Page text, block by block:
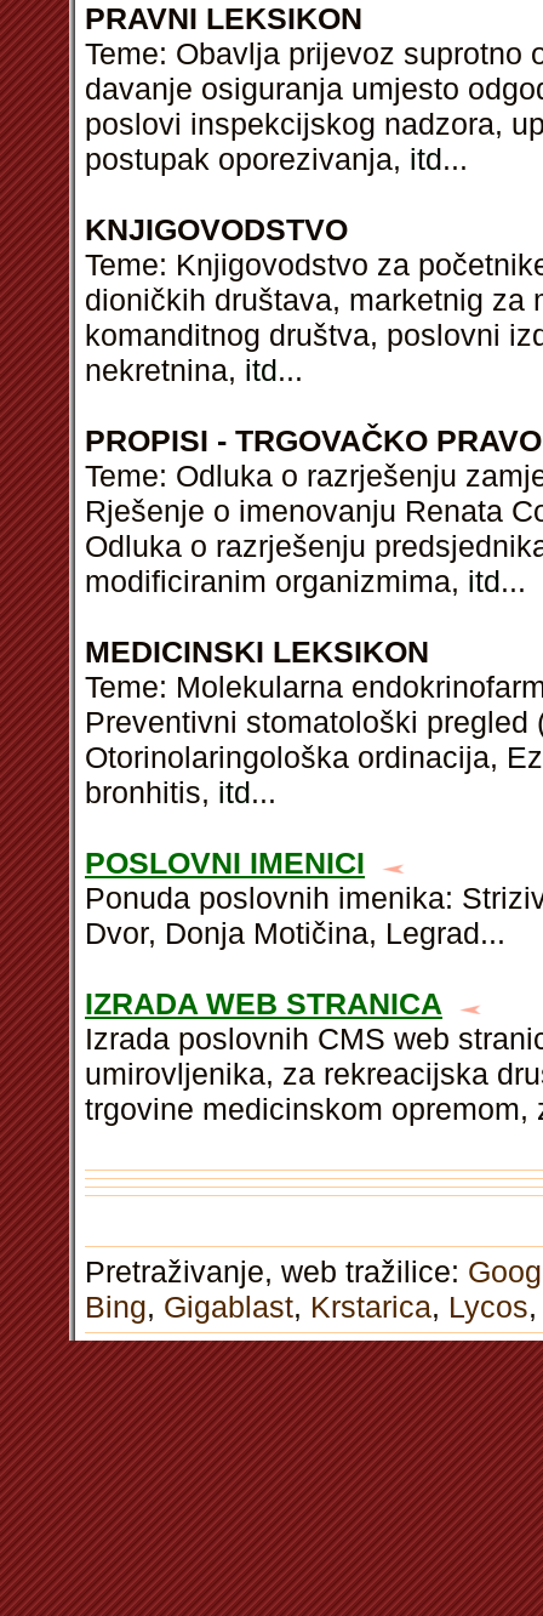
PRAVNI LEKSIKON
Teme: Obavlja prijevoz suprotno
davanje osiguranja umjesto
poslovi inspekcijskog nadzora,
postupak oporezivanja, itd...
KNJIGOVODSTVO
Teme: Knjigovodstvo za
dioničkih društava, marketnig za
komanditnog društva, poslovni
nekretnina, itd...
PROPISI - TRGOVAČKO PRAVO
Teme: Odluka o razrješenju
Rješenje o imenovanju Renata
Odluka o razrješenju
modificiranim organizmima, itd...
MEDICINSKI LEKSIKON
Teme: Molekularna
Preventivni stomatološki
Otorinolaringološka ordinacija,
bronhitis, itd...
POSLOVNI IMENICI
Ponuda poslovnih imenika:
Dvor, Donja Motičina, Legrad...
IZRADA WEB STRANICA
Izrada poslovnih CMS web
umirovljenika, za rekreacijska
trgovine medicinskom opremom,
Pretraživanje, web tražilice:
Bing, Gigablast, Krstarica, Lycos